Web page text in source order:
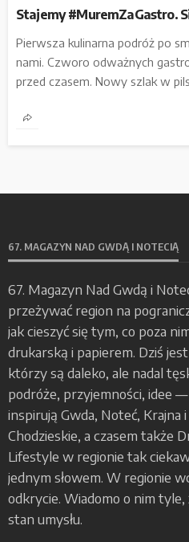
Stajemy #MuremZaGastro.
Pierwsza kulinarna podróż po
nami. Czworo odważnych
przed czasem. Nowy szlak w
67. MAGAZYN NAD GWDĄ I NOTECIĄ
67. Magazyn Nad Gwdą i
przeżywać region na
jak cieszyć się tym, co poza
drukarską i papierem. Dziś
którzy są daleko, ale nadal
podróże, przyjemności, idee
inspirują Gwda, Noteć, Krajna
Chodzieskie, a czasem także
Lifestyle w regionie tak
jednym słowem. W regionie
odkrycie. Wiadomo o nim
stan umysłu.